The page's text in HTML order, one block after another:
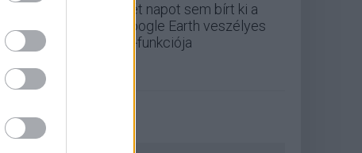
Két napot sem bírt ki a
Google Earth veszélyes
AI-funkciója